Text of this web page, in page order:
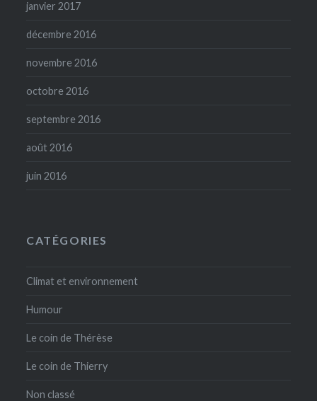
janvier 2017
décembre 2016
novembre 2016
octobre 2016
septembre 2016
août 2016
juin 2016
CATÉGORIES
Climat et environnement
Humour
Le coin de Thérèse
Le coin de Thierry
Non classé